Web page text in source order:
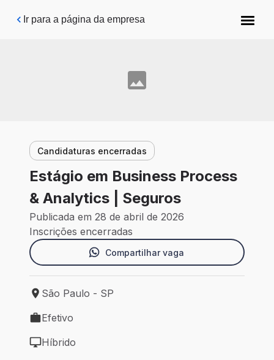
Pular para o conteúdo principal
Ir para a página da empresa
Candidaturas encerradas
Estágio em Business Process
& Analytics | Seguros
Publicada em 28 de abril de 2026
Inscrições encerradas
Compartilhar vaga
Local de trabalho: São Paulo - SP
São Paulo - SP
Tipo de vaga: Efetivo
Efetivo
Modelo de trabalho: Híbrido
Híbrido